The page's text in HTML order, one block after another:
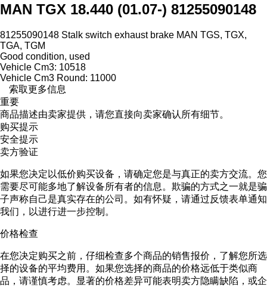
MAN TGX 18.440 (01.07-) 81255090148
81255090148 Stalk switch exhaust brake MAN TGS, TGX,
TGA, TGM
Good condition, used
Vehicle Cm3: 10518
Vehicle Cm3 Round: 11000
索取更多信息
重要
商品描述由卖家提供，请您直接向卖家确认所有细节。
购买提示
安全提示
卖方验证
如果您决定以低价购买设备，请确定您是与真正的卖方交流。您
需要尽可能多地了解设备所有者的信息。欺骗的方式之一就是骗
子声称自己是真实存在的公司。如有怀疑，请通过反馈表单通知
我们，以进行进一步控制。
价格检查
在您决定购买之前，仔细检查多个商品的销售报价，了解您所选
择的设备的平均费用。如果您选择的商品的价格远低于类似商
品，请谨慎考虑。显著的价格差异可能表明卖方隐瞒缺陷，或企